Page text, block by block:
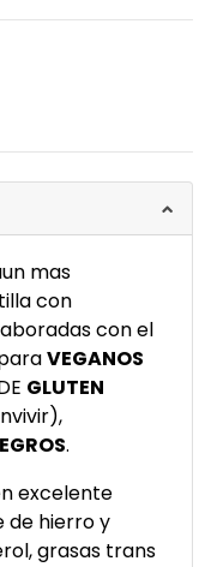
mas
con
con el
VEGANOS
GLUTEN
.
excelente
de hierro y
grasas trans